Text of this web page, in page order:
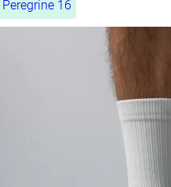
Peregrine 16